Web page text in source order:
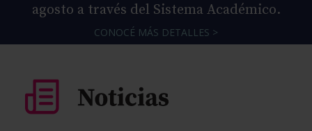
agosto a través del Sistema Académico.
CONOCÉ MÁS DETALLES >